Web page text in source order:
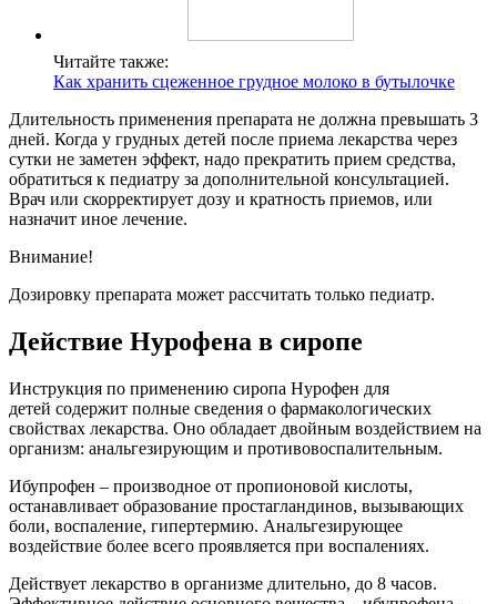
Читайте также:
Как хранить сцеженное грудное молоко в бутылочке
Длительность применения препарата не должна превышать 3
дней. Когда у грудных детей после приема лекарства через
сутки не заметен эффект, надо прекратить прием средства,
обратиться к педиатру за дополнительной консультацией.
Врач или скорректирует дозу и кратность приемов, или
назначит иное лечение.
Внимание!
Дозировку препарата может рассчитать только педиатр.
Действие Нурофена в сиропе
Инструкция по применению сиропа Нурофен для
детей содержит полные сведения о фармакологических
свойствах лекарства. Оно обладает двойным воздействием на
организм: анальгезирующим и противовоспалительным.
Ибупрофен – производное от пропионовой кислоты,
останавливает образование простагландинов, вызывающих
боли, воспаление, гипертермию. Анальгезирующее
воздействие более всего проявляется при воспалениях.
Действует лекарство в организме длительно, до 8 часов.